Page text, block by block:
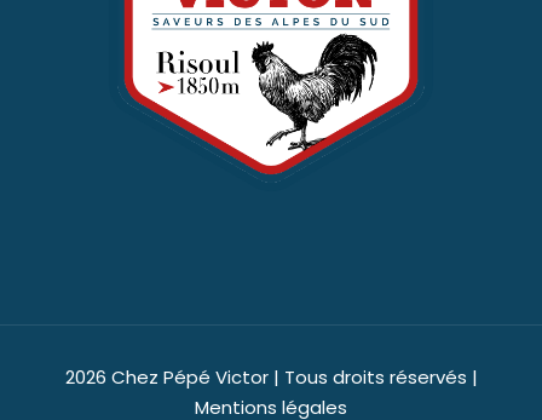
2026 Chez Pépé Victor | Tous droits réservés |
Mentions légales